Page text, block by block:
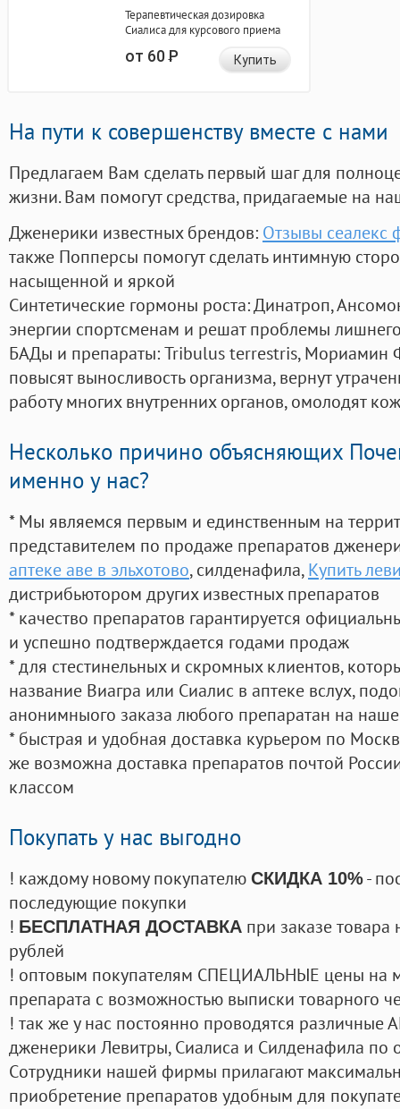
Терапевтическая дозировка
Сиалиса для курсового приема
от 60Р Купить
На пути к совершенству вместе с нами
Предлагаем Вам сделать первый шаг для
жизни. Вам помогут средства, придагаемые на
Дженерики известных брендов: Отзывы сеалекс
также Попперсы помогут сделать интимную
насыщенной и яркой
Синтетические гормоны роста: Динатроп,
энергии спортсменам и решат проблемы
БАДы и препараты:Tribulus terrestris, Мориамин
повысят выносливость организма, вернут
работу многих внутренних органов, омолодят
Несколько причино объясняющих
именно у нас?
* Мы являемся первым и единственным на
представителем по продаже препаратов
аптеке аве в эльхотово, силденафила, Купить
дистрибьютором других известных препаратов
* качество препаратов гарантируется
и успешно подтверждается годами продаж
* для стестинельных и скромных клиентов,
название Виагра или Сиалис в аптеке вслух,
анонимныого заказа любого препаратан на
* быстрая и удобная доставка курьером по
же возможна доставка препаратов почтой
классом
Покупать у нас выгодно
! каждому новому покупателю СКИДКА 10%-
последующие покупки
! БЕСПЛАТНАЯ ДОСТАВКА при заказе
рублей
! оптовым покупателям СПЕЦИАЛЬНЫЕ цены на
препарата с возможностью выписки товарного
! так же у нас постоянно проводятся
дженерики Левитры, Сиалиса и Силденафила по
Cотрудники нашей фирмы прилагают
приобретение препаратов удобным для